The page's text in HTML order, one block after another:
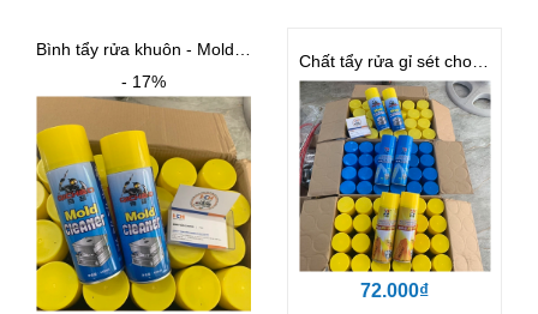
- 17%
72.000₫